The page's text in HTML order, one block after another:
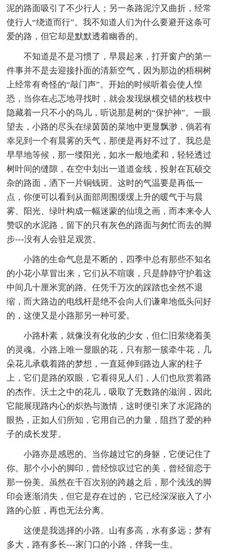
泥的路面吸引了不少行人；另一条路泥泞又曲折，经常
使行人“绕道而行”。我不知道人们为什么要避开这条可
爱的路，但它却是默默透着幽香的。
不知道是不是习惯了，早晨起来，打开窗户的第一
件事并不是去迎接扑面的清新空气，因为那边的梧桐树
上经常有奇怪的“敲门声”。开始的时候听着会使人惶
恐，当你在忐忑地寻找时，就会发现纵横交错的枝杈中
隐藏着一只不小的鸟儿，听说那是树的“保护神”。一眼
望去，小路的尽头在绿茵茵的菜地中更显飘渺，倘若有
幸见到一个有晨雾的天气，那便是再好不过了。我总是
早早地等候，那一缕阳光，如水一般地柔和，轻轻透过
树叶间的缝隙，在空中划出一道道金线，投射在瓦硕交
杂的路面，洒下一片铜钱斑。这时的气温要是再低一
点，你便可以看到从面部周围缓缓上升的暖气于与晨
雾、阳光、绿叶构成一幅迷蒙的仙境之画，而本来令人
赞叹的水泥路，留下的只有灰色的路面与匆忙而去的脚
步---没有人会驻足观赏。
小路的生命气息是不断的，四季中总有那些不知名
的小花小草冒出来，它们从不喧嚷，只是静静守护着这
中间几十厘米宽的路。任凭千万次的踩踏也全然不退
缩，而大路边的电线杆是绝不会向人们谦卑地低头问好
的，这便又是小路那另一种可爱。
小路朴素，就像没有化妆的少女，但仁旧萦绕着美
的灵魂。小路上唯一显眼的花，只有那一簇牵牛花，几
朵花儿承载着路的梦想，一直延伸到路边人家的柱子
上，它们是路的双眼，它看得见人们，人们也欣赏着路
的杰作。沃土之中的花儿，吸取了无数路的滋润，因此
它能展现路内心的炽热与激情，这时便引来了水泥路的
眼热，正如人们所知，它用自己的力量，阻挡了爱的种
子的成长发芽。
小路亦是感恩的。当你越过它的身躯，它便记住了
你。那个小小的脚印，曾经惊叹过它的美，曾经留恋于
那一份美。虽然在千百次别的跨越之后，那个浅浅的脚
印会逐渐消失，但它是存在过的，它已经深深嵌入了小
路的心脏，再也无法分离。
这便是我选择的小路。山有多高，水有多远；梦有
多大，路有多长---家门口的小路，伴我一生。